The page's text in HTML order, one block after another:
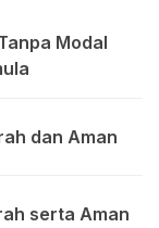
Modal
dan Aman
serta Aman